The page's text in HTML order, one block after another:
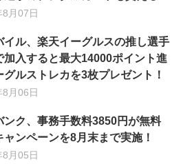
月07日
イル、楽天イーグルスの推し選手
加入すると最大14000ポイント進
グルストレカを3枚プレゼント！
月06日
ンク、事務手数料3850円が無料
ャンペーンを8月末まで実施！
月05日